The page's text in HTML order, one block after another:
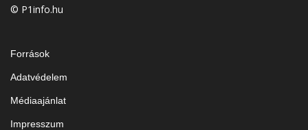
© P1info.hu
Források
Adatvédelem
Médiaajánlat
Impresszum